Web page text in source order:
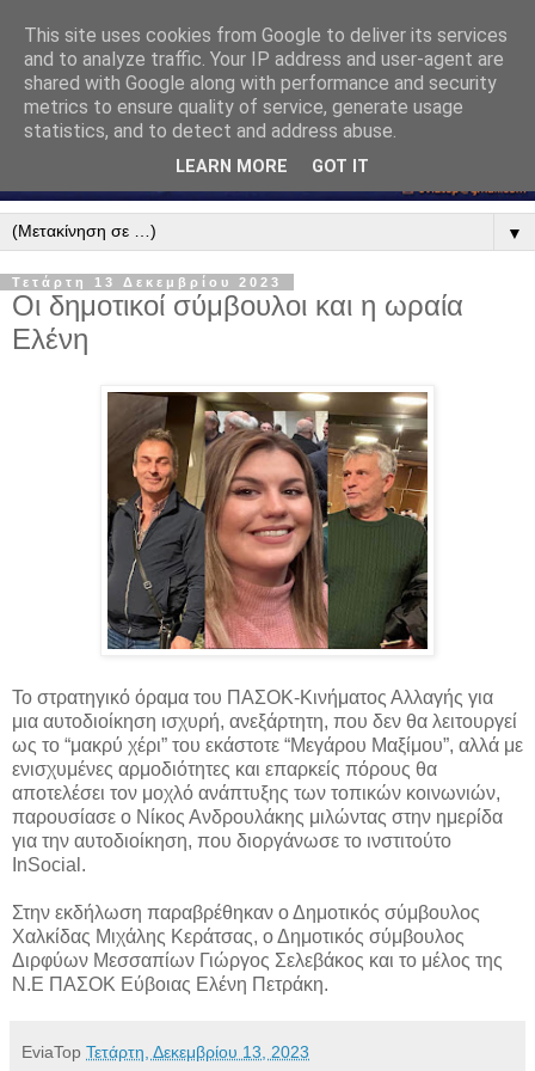
▼
Τετάρτη 13 Δεκεμβρίου 2023
Οι δημοτικοί σύμβουλοι και η ωραία
Ελένη
Το στρατηγικό όραμα του ΠΑΣΟΚ-Κινήματος Αλλαγής για
μια αυτοδιοίκηση ισχυρή, ανεξάρτητη, που δεν θα λειτουργεί
ως το “μακρύ χέρι” του εκάστοτε “Μεγάρου Μαξίμου”, αλλά με
ενισχυμένες αρμοδιότητες και επαρκείς πόρους θα
αποτελέσει τον μοχλό ανάπτυξης των τοπικών κοινωνιών,
παρουσίασε ο Νίκος Ανδρουλάκης μιλώντας στην ημερίδα
για την αυτοδιοίκηση, που διοργάνωσε το ινστιτούτο
InSocial.
Στην εκδήλωση παραβρέθηκαν ο Δημοτικός σύμβουλος
Χαλκίδας Μιχάλης Κεράτσας, ο Δημοτικός σύμβουλος
Διρφύων Μεσσαπίων Γιώργος Σελεβάκος και το μέλος της
Ν.Ε ΠΑΣΟΚ Εύβοιας Ελένη Πετράκη.
EviaTop Τετάρτη, Δεκεμβρίου 13, 2023
This site uses cookies from Google to deliver its services
and to analyze traffic. Your IP address and user-agent are
shared with Google along with performance and security
metrics to ensure quality of service, generate usage
statistics, and to detect and address abuse.
LEARN MORE GOT IT